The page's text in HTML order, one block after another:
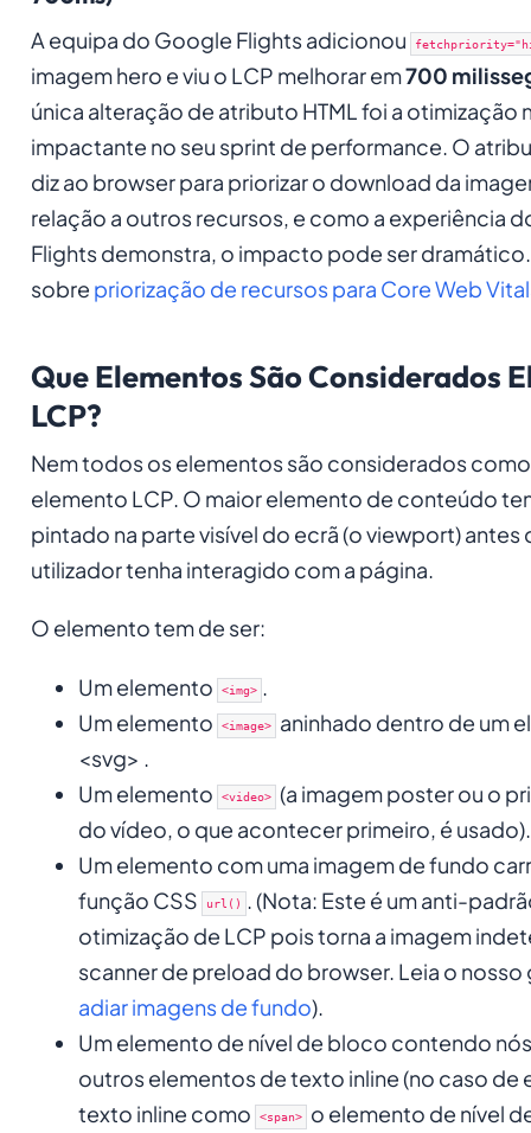
A equipa do Google Flights adicionou
imagem hero e viu o LCP melhorar em700
única alteração de atributo HTML foi a otimização
impactante no seu sprint de performance. O
diz ao browser para priorizar o download da
relação a outros recursos, e como a experiência
Flights demonstra, o impacto pode ser dramático.
sobre priorização de recursos para Core Web
Que Elementos São Considerados
LCP?
Nem todos os elementos são considerados
elemento LCP. O maior elemento de conteúdo
pintado na parte visível do ecrã (o viewport) antes
utilizador tenha interagido com a página.
O elemento tem de ser:
Um elemento <img> .
Um elemento
<image> aninhado dentro de um
<svg> .
Um elemento
<video> (a imagem poster ou o
do vídeo, o que acontecer primeiro, é usado).
Um elemento com uma imagem de fundo
função CSS
url() . (Nota: Este é um anti-
otimização de LCP pois torna a imagem
scanner de preload do browser. Leia o nosso
adiar imagens de fundo).
Um elemento de nível de bloco contendo
outros elementos de texto inline (no caso de
texto inline como
<span> o elemento de nível